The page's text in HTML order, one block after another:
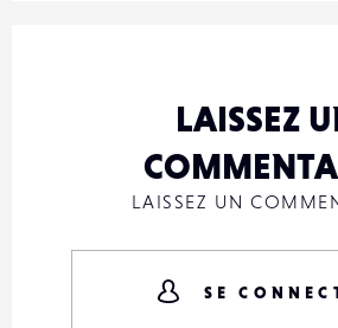
LAISSEZ
LAISSEZ UN
SE